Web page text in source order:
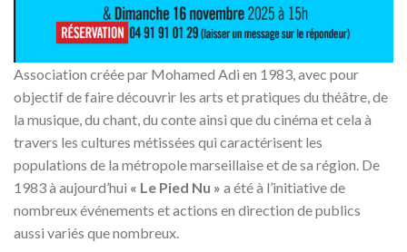
Association créée par Mohamed Adi en 1983, avec pour
objectif de faire découvrir les arts et pratiques du théâtre, de
la musique, du chant, du conte ainsi que du cinéma et cela à
travers les cultures métissées qui caractérisent les
populations de la métropole marseillaise et de sa région. De
1983 à aujourd’hui « Le Pied Nu » a été à l’initiative de
nombreux événements et actions en direction de publics
aussi variés que nombreux.